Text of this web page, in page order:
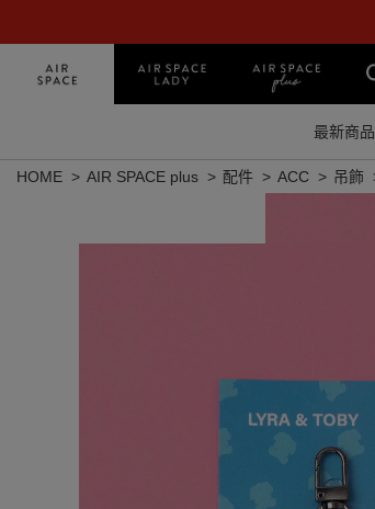
最新商品
HOME AIR SPACE plus 配件 ACC 吊飾